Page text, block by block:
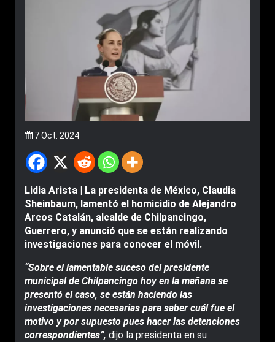
7 Oct. 2024
Lidia Arista | La presidenta de México, Claudia
Sheinbaum, lamentó el homicidio de Alejandro
Arcos Catalán, alcalde de Chilpancingo,
Guerrero, y anunció que se están realizando
investigaciones para conocer el móvil.
“Sobre el lamentable suceso del presidente
municipal de Chilpancingo hoy en la mañana se
presentó el caso, se están haciendo las
investigaciones necesarias para saber cuál fue el
motivo y por supuesto pues hacer las detenciones
correspondientes”, dijo la presidenta en su